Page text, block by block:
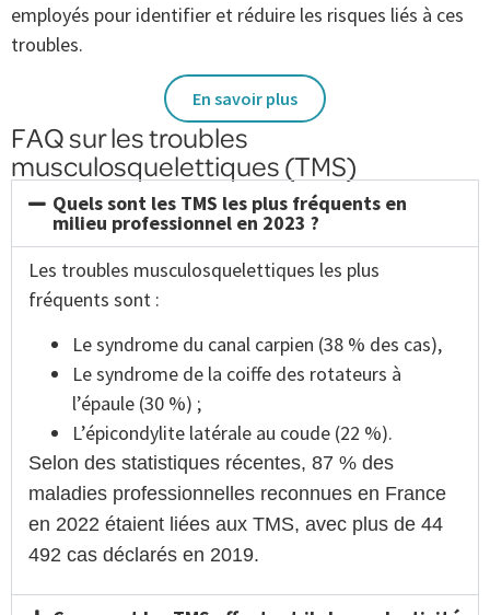
employés pour identifier et réduire les risques liés à ces
troubles.
En savoir plus
FAQ sur les troubles
musculosquelettiques (TMS)
Quels sont les TMS les plus fréquents en
milieu professionnel en 2023 ?
Les troubles musculosquelettiques les plus
fréquents sont :
Le syndrome du canal carpien (38 % des cas),
Le syndrome de la coiffe des rotateurs à
l’épaule (30 %) ;
L’épicondylite latérale au coude (22 %).
Selon des statistiques récentes, 87 % des
maladies professionnelles reconnues en France
en 2022 étaient liées aux TMS, avec plus de 44
492 cas déclarés en 2019.